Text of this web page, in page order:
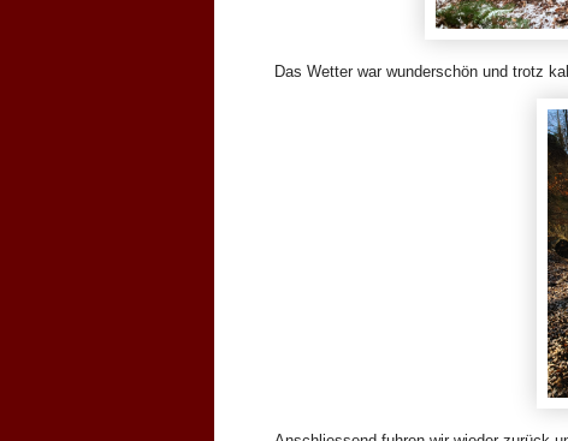
Das Wetter war wunderschön und trotz